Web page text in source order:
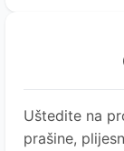
Uštedite na
prašine,